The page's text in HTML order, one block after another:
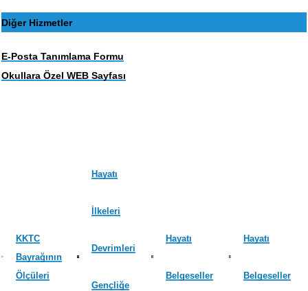
Diğer Hizmetler
E-Posta Tanımlama Formu
Okullara Özel WEB Sayfası
KKTC
Bayrağının
Ölçüleri
Hayatı
İlkeleri
Devrimleri
Gençliğe
Hayatı
Belgeseller
Hayatı
Belgeseller